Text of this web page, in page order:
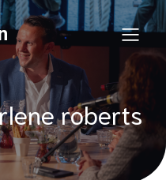
roberts